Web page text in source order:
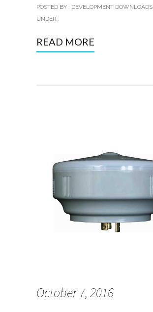
POSTED BY : DEVELOPMENT DOWNLOADS
UNDER :
READ MORE
October 7, 2016